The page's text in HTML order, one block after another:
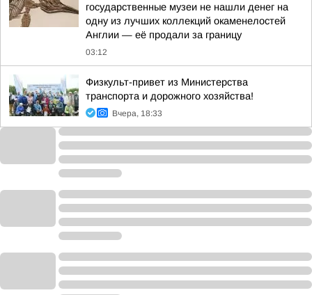
государственные музеи не нашли денег на
одну из лучших коллекций окаменелостей
Англии — её продали за границу
03:12
Физкульт-привет из Министерства
транспорта и дорожного хозяйства!
Вчера, 18:33